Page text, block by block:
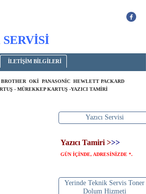
İLETİŞİM BİLGİLERİ
OKİ PANASONİC HEWLETT PACKARD
- MÜREKKEP KARTUŞ -YAZICI TAMİRİ
Yazıcı Servisi
Yazıcı Tamiri >>>
GÜN İÇİNDE, ADRESİNİZDE *.
Yerinde Teknik Servis Toner
Dolum Hizmeti